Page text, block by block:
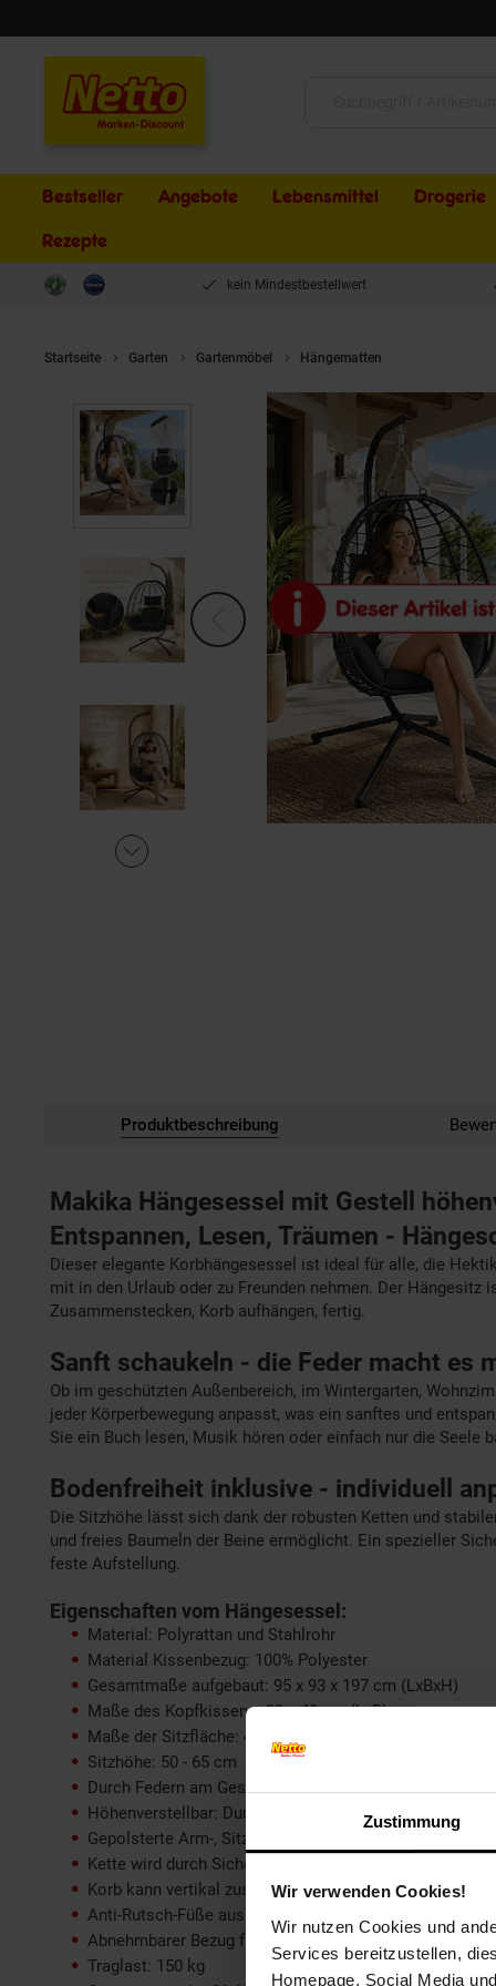
Zustimmung
Wir verwenden Cookies!
Wir nutzen Cookies und
Services bereitzustellen,
Homepage, Social Media
Bestseller Angebote Lebensmittel Drogerie
Rezepte
kein Mindestbestellwert
Startseite Garten Gartenmöbel Hängematten
Produktbeschreibung
Makika Hängesessel mit Gestell
Entspannen, Lesen, Träumen -
Dieser elegante Korbhängesessel ist ideal für alle, die
mit in den Urlaub oder zu Freunden nehmen. Der
Zusammenstecken, Korb aufhängen, fertig.
Sanft schaukeln - die Feder macht es
Ob im geschützten Außenbereich, im Wintergarten,
jeder Körperbewegung anpasst, was ein sanftes und
Sie ein Buch lesen, Musik hören oder einfach nur die Seele
Bodenfreiheit inklusive - individuell
Die Sitzhöhe lässt sich dank der robusten Ketten und
und freies Baumeln der Beine ermöglicht. Ein spezieller
feste Aufstellung.
Eigenschaften vom Hängesessel:
Material: Polyrattan und Stahlrohr
Material Kissenbezug: 100% Polyester
Gesamtmaße aufgebaut: 95 x 93 x 197 cm (LxBxH)
Maße des Kopfkissens: 23 x 43 cm (LxB)
Maße der Sitzfläche: 47 x 49 cm (LxB)
Sitzhöhe: 50 - 65 cm
Durch Federn am Gestell verbunden für mehr
Höhenverstellbar: Durch stabile Ketten individuell
Gepolsterte Arm-, Sitz-, Rücken- und Kopfkissen
Kette wird durch Sicherheitsverschluss sicher an den
Korb kann vertikal zusammengefaltet werden und ist
Anti-Rutsch-Füße aus Gummi
Abnehmbarer Bezug für einfache Reinigung
Traglast: 150 kg